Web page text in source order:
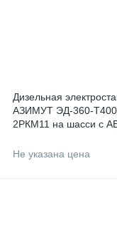
Дизельная
АЗИМУТ ЭД-360-
2РКМ11 на шасси с
Не указана цена